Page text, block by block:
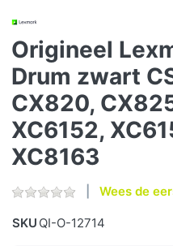
Origineel
Drum zwart
CX820,
XC6152,
XC8163
Wees de
SKU QI-O-12714